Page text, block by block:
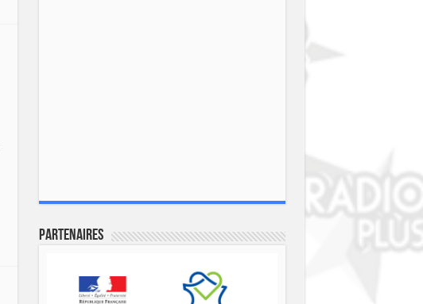
Partenaires